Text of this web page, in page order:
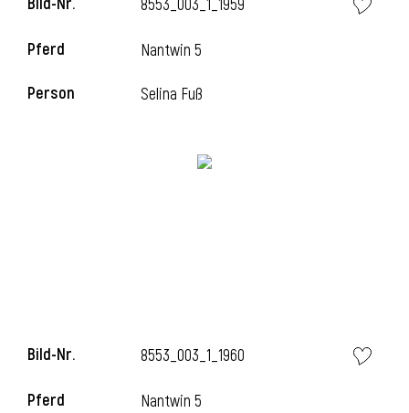
8553_003_1_1959
Pferd Nantwin 5
Person Selina Fuß
Bild-Nr. 8553_003_1_1960
Pferd Nantwin 5